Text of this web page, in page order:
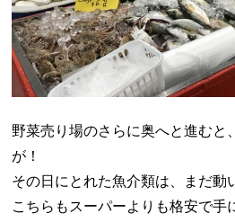
野菜売り場のさらに奥へと進むと
が！
その日にとれた魚介類は、まだ動
こちらもスーパーよりも格安で手